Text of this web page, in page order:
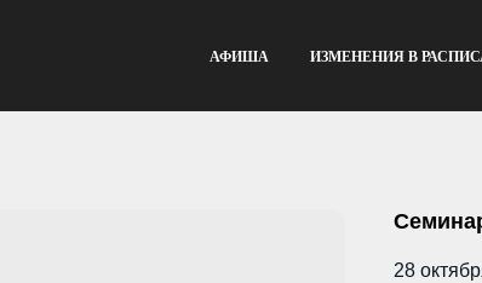
АФИША ИЗМЕНЕНИЯ В
28